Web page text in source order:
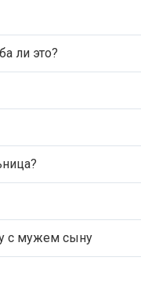
ли это?
с мужем сыну